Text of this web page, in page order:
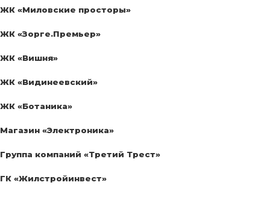
ЖК «Миловские просторы»
ЖК «Зорге.Премьер»
ЖК «Вишня»
ЖК «Видинеевский»
ЖК «Ботаника»
Магазин «Электроника»
Группа компаний «Третий Трест»
ГК «Жилстройинвест»